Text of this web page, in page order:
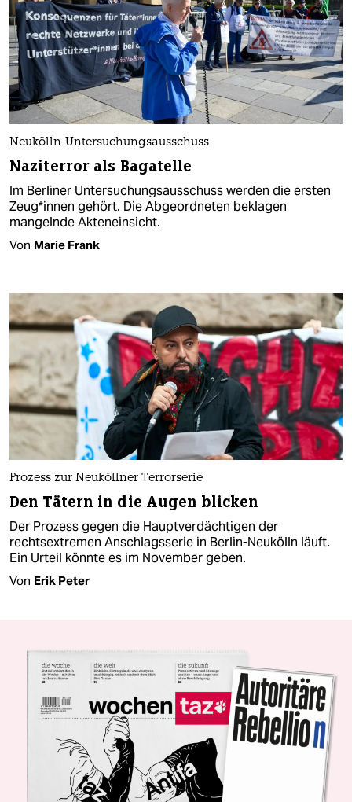
Neukölln-Untersuchungsausschuss
Naziterror als Bagatelle
Im Berliner Untersuchungsausschuss werden die ersten
Zeu­g*in­nen gehört. Die Abgeordneten beklagen
mangelnde Akteneinsicht.
Von Marie Frank
Prozess zur Neuköllner Terrorserie
Den Tätern in die Augen blicken
Der Prozess gegen die Hauptverdächtigen der
rechtsextremen Anschlagsserie in Berlin-Neukölln läuft.
Ein Urteil könnte es im November geben.
Von Erik Peter